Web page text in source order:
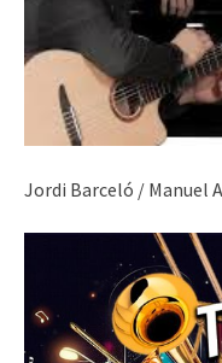
Jordi Barceló / Manuel